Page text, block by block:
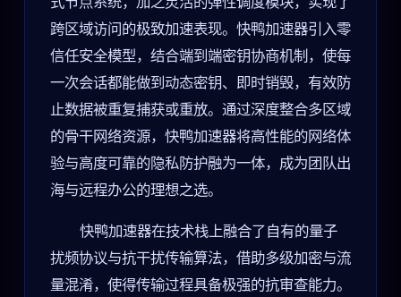
跨区域访问的极致加速表现。快鸭加速器引入零
信任安全模型，结合端到端密钥协商机制，使每
一次会话都能做到动态密钥、即时销毁，有效防
止数据被重复捕获或重放。通过深度整合多区域
的骨干网络资源，快鸭加速器将高性能的网络体
验与高度可靠的隐私防护融为一体，成为团队出
海与远程办公的理想之选。
快鸭加速器在技术栈上融合了自有的量子
扰频协议与抗干扰传输算法，借助多级加密与流
量混淆，使得传输过程具备极强的抗审查能力。